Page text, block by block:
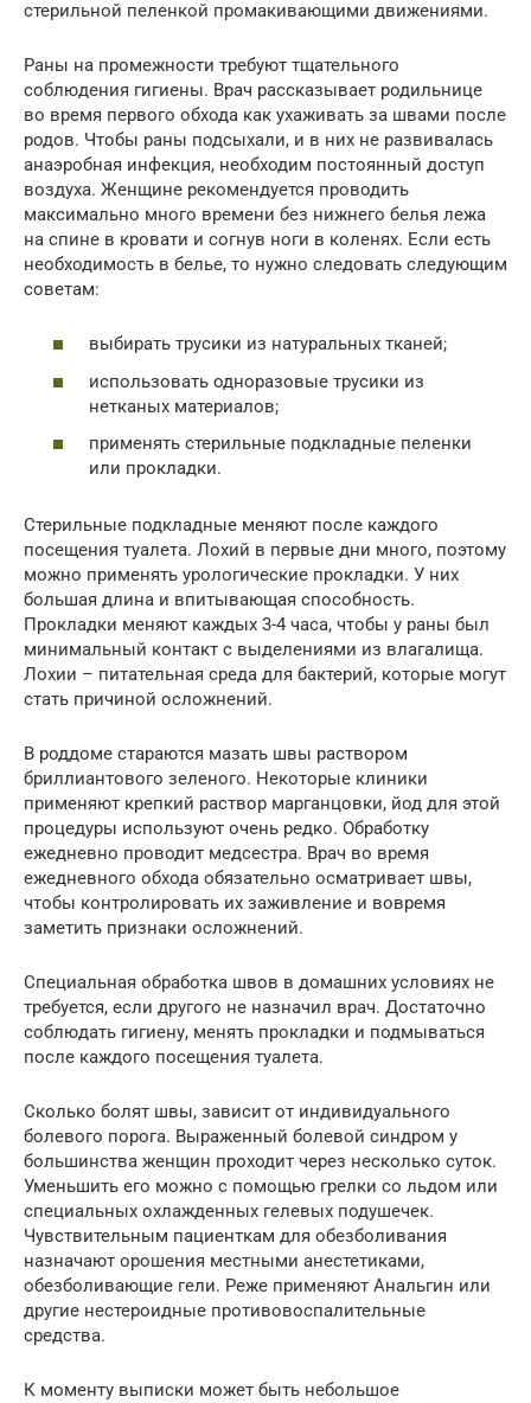
стерильной пеленкой промакивающими движениями.
Раны на промежности требуют тщательного
соблюдения гигиены. Врач рассказывает родильнице
во время первого обхода как ухаживать за швами после
родов. Чтобы раны подсыхали, и в них не развивалась
анаэробная инфекция, необходим постоянный доступ
воздуха. Женщине рекомендуется проводить
максимально много времени без нижнего белья лежа
на спине в кровати и согнув ноги в коленях. Если есть
необходимость в белье, то нужно следовать следующим
советам:
выбирать трусики из натуральных тканей;
использовать одноразовые трусики из
нетканых материалов;
применять стерильные подкладные пеленки
или прокладки.
Стерильные подкладные меняют после каждого
посещения туалета. Лохий в первые дни много, поэтому
можно применять урологические прокладки. У них
большая длина и впитывающая способность.
Прокладки меняют каждых 3-4 часа, чтобы у раны был
минимальный контакт с выделениями из влагалища.
Лохии – питательная среда для бактерий, которые могут
стать причиной осложнений.
В роддоме стараются мазать швы раствором
бриллиантового зеленого. Некоторые клиники
применяют крепкий раствор марганцовки, йод для этой
процедуры используют очень редко. Обработку
ежедневно проводит медсестра. Врач во время
ежедневного обхода обязательно осматривает швы,
чтобы контролировать их заживление и вовремя
заметить признаки осложнений.
Специальная обработка швов в домашних условиях не
требуется, если другого не назначил врач. Достаточно
соблюдать гигиену, менять прокладки и подмываться
после каждого посещения туалета.
Сколько болят швы, зависит от индивидуального
болевого порога. Выраженный болевой синдром у
большинства женщин проходит через несколько суток.
Уменьшить его можно с помощью грелки со льдом или
специальных охлажденных гелевых подушечек.
Чувствительным пациенткам для обезболивания
назначают орошения местными анестетиками,
обезболивающие гели. Реже применяют Анальгин или
другие нестероидные противовоспалительные
средства.
К моменту выписки может быть небольшое